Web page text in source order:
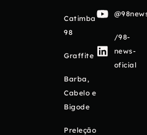
Catimba
98
Graffite
Barba,
Cabelo e
Bigode
Preleção
/98-
news-
oficial